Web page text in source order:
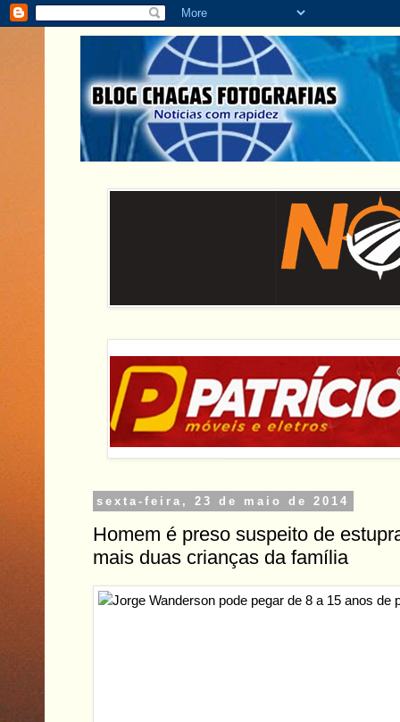
sexta-feira, 23 de maio de 2014
Homem é preso suspeito de
mais duas crianças da família